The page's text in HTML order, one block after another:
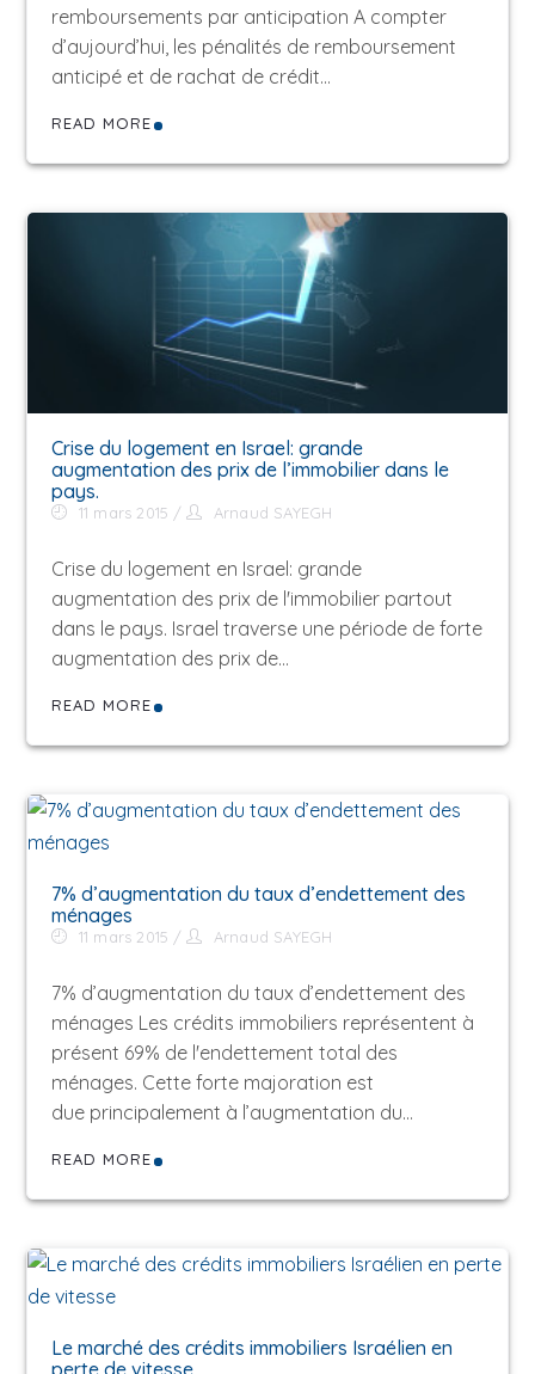
remboursements par anticipation A compter
d’aujourd’hui, les pénalités de remboursement
anticipé et de rachat de crédit…
READ MORE
Crise du logement en Israel: grande
augmentation des prix de l’immobilier dans le
pays.
11 mars 2015 Arnaud SAYEGH
Crise du logement en Israel: grande
augmentation des prix de l'immobilier partout
dans le pays. Israel traverse une période de forte
augmentation des prix de…
READ MORE
7% d’augmentation du taux d’endettement des
ménages
11 mars 2015 Arnaud SAYEGH
7% d’augmentation du taux d’endettement des
ménages Les crédits immobiliers représentent à
présent 69% de l'endettement total des
ménages. Cette forte majoration est
due principalement à l’augmentation du…
READ MORE
Le marché des crédits immobiliers Israélien en